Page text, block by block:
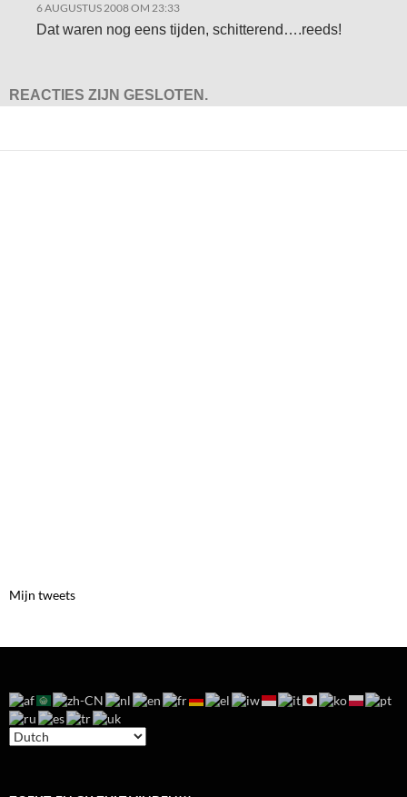
6 AUGUSTUS 2008 OM 23:33
Dat waren nog eens tijden, schitterend….reeds!
REACTIES ZIJN GESLOTEN.
Mijn tweets